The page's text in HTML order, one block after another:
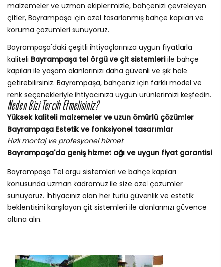
malzemeler ve uzman ekiplerimizle, bahçenizi çevreleyen
çitler, Bayrampaşa için özel tasarlanmış bahçe kapıları ve
koruma çözümleri sunuyoruz.
Bayrampaşa'daki çeşitli ihtiyaçlarınıza uygun fiyatlarla
kaliteli Bayrampaşa tel örgü ve çit sistemleriile bahçe
kapıları ile yaşam alanlarınızı daha güvenli ve şık hale
getirebilirsiniz. Bayrampaşa, bahçeniz için farklı model ve
renk seçenekleriyle ihtiyacınıza uygun ürünlerimizi keşfedin.
Neden Bizi Tercih Etmelisiniz?
Yüksek kaliteli malzemeler ve uzun ömürlü çözümler
Bayrampaşa Estetik ve fonksiyonel tasarımlar
Hızlı montaj ve profesyonel hizmet
Bayrampaşa'da geniş hizmet ağı ve uygun fiyat garantisi
Bayrampaşa Tel örgü sistemleri ve bahçe kapıları
konusunda uzman kadromuz ile size özel çözümler
sunuyoruz. İhtiyacınız olan her türlü güvenlik ve estetik
beklentisini karşılayan çit sistemleri ile alanlarınızı güvence
altına alın.